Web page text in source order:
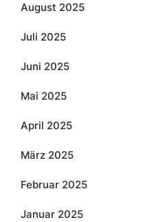
August 2025
Juli 2025
Juni 2025
Mai 2025
April 2025
März 2025
Februar 2025
Januar 2025